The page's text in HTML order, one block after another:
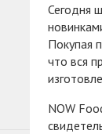
Сегодня
Покупая
что вся
NOW